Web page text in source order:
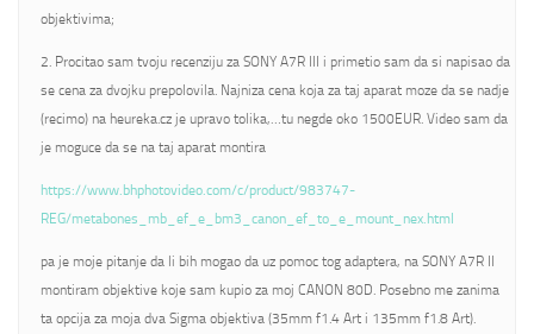
objektivima;
2. Procitao sam tvoju recenziju za SONY A7R III i primetio sam da si napisao da
se cena za dvojku prepolovila. Najniza cena koja za taj aparat moze da se nadje
(recimo) na heureka.cz je upravo tolika,…tu negde oko 1500EUR. Video sam da
je moguce da se na taj aparat montira
https://www.bhphotovideo.com/c/product/983747-
REG/metabones_mb_ef_e_bm3_canon_ef_to_e_mount_nex.html
pa je moje pitanje da li bih mogao da uz pomoc tog adaptera, na SONY A7R II
montiram objektive koje sam kupio za moj CANON 80D. Posebno me zanima
ta opcija za moja dva Sigma objektiva (35mm f1.4 Art i 135mm f1.8 Art).